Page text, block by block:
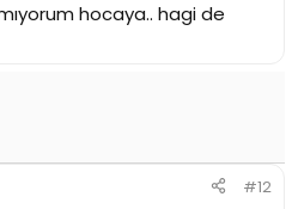
hocaya.. hagi de
#12